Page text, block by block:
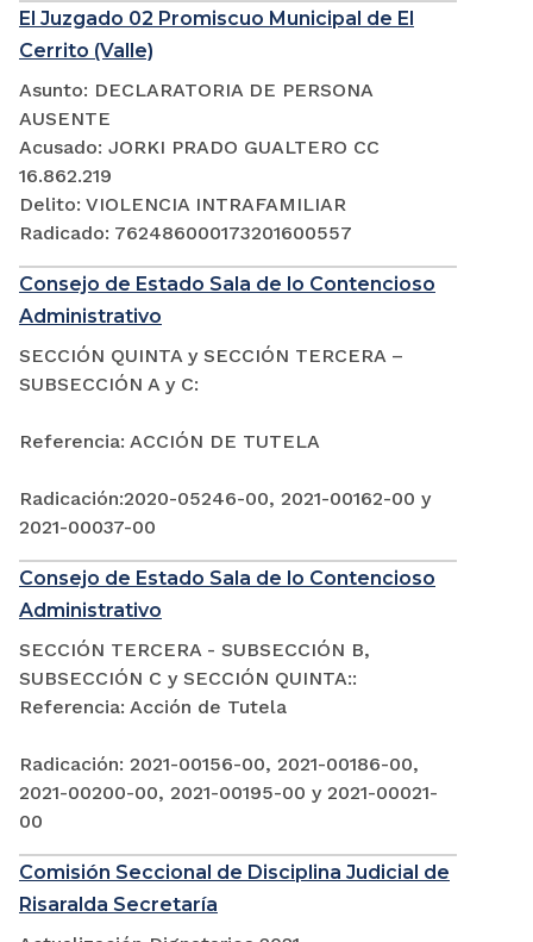
El Juzgado 02 Promiscuo Municipal de El
Cerrito (Valle)
Asunto: DECLARATORIA DE PERSONA
AUSENTE
Acusado: JORKI PRADO GUALTERO CC
16.862.219
Delito: VIOLENCIA INTRAFAMILIAR
Radicado: 762486000173201600557
Consejo de Estado Sala de lo Contencioso
Administrativo
SECCIÓN QUINTA y SECCIÓN TERCERA –
SUBSECCIÓN A y C:
Referencia: ACCIÓN DE TUTELA
Radicación:2020-05246-00, 2021-00162-00 y
2021-00037-00
Consejo de Estado Sala de lo Contencioso
Administrativo
SECCIÓN TERCERA - SUBSECCIÓN B,
SUBSECCIÓN C y SECCIÓN QUINTA::
Referencia: Acción de Tutela
Radicación: 2021-00156-00, 2021-00186-00,
2021-00200-00, 2021-00195-00 y 2021-00021-
00
Comisión Seccional de Disciplina Judicial de
Risaralda Secretaría